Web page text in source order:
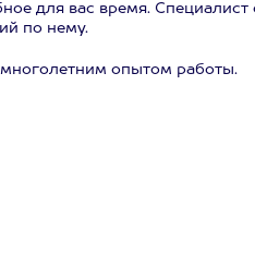
для вас время.
по нему.
опытом работы.